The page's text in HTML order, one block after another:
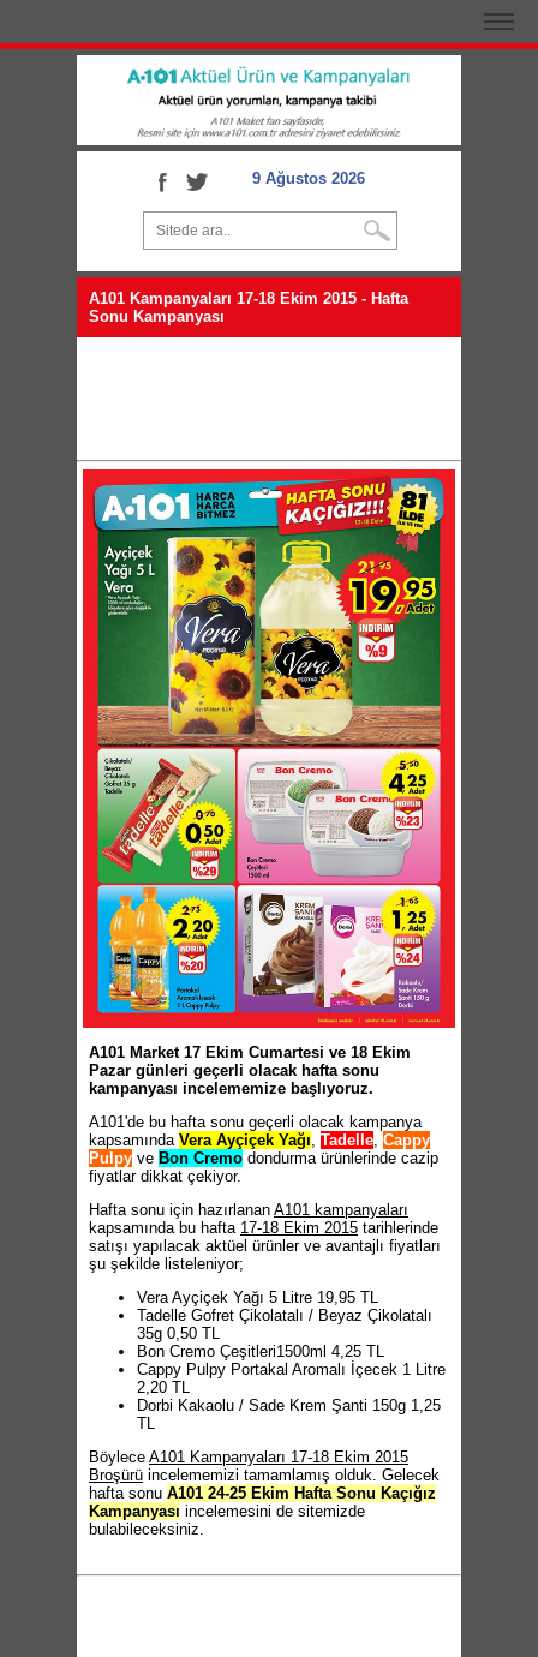
9 Ağustos 2026
A101 Kampanyaları 17-18 Ekim 2015 - Hafta
Sonu Kampanyası
A101 Market 17 Ekim Cumartesi ve 18 Ekim
Pazar günleri geçerli olacak hafta sonu
kampanyası incelememize başlıyoruz.
A101'de bu hafta sonu geçerli olacak kampanya
kapsamında Vera Ayçiçek Yağı, Tadelle, Cappy
Pulpy ve Bon Cremo dondurma ürünlerinde cazip
fiyatlar dikkat çekiyor.
Hafta sonu için hazırlanan A101 kampanyaları
kapsamında bu hafta 17-18 Ekim 2015 tarihlerinde
satışı yapılacak aktüel ürünler ve avantajlı fiyatları
şu şekilde listeleniyor;
Vera Ayçiçek Yağı 5 Litre 19,95 TL
Tadelle Gofret Çikolatalı / Beyaz Çikolatalı
35g 0,50 TL
Bon Cremo Çeşitleri1500ml 4,25 TL
Cappy Pulpy Portakal Aromalı İçecek 1 Litre
2,20 TL
Dorbi Kakaolu / Sade Krem Şanti 150g 1,25
TL
Böylece A101 Kampanyaları 17-18 Ekim 2015
Broşürü incelememizi tamamlamış olduk. Gelecek
hafta sonu A101 24-25 Ekim Hafta Sonu Kaçığız
Kampanyası incelemesini de sitemizde
bulabileceksiniz.